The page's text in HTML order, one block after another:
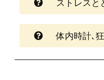
ストレスと
体内時計､